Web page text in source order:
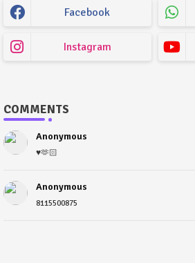
Facebook
Instagram
COMMENTS
Anonymous
♥️🫶🏻
Anonymous
8115500875